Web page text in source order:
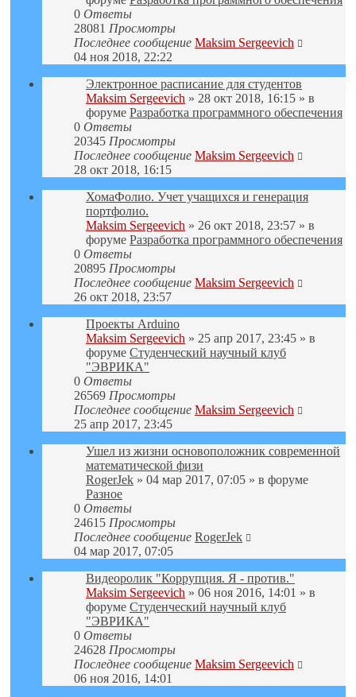
0 Ответы
28081 Просмотры
Последнее сообщение Maksim Sergeevich
04 ноя 2018, 22:22
Электронное расписание для студентов
Maksim Sergeevich » 28 окт 2018, 16:15 » в
форуме Разработка программного обеспечения
0 Ответы
20345 Просмотры
Последнее сообщение Maksim Sergeevich
28 окт 2018, 16:15
ХомаФолио. Учет учащихся и генерация
портфолио.
Maksim Sergeevich » 26 окт 2018, 23:57 » в
форуме Разработка программного обеспечения
0 Ответы
20895 Просмотры
Последнее сообщение Maksim Sergeevich
26 окт 2018, 23:57
Проекты Arduino
Maksim Sergeevich » 25 апр 2017, 23:45 » в
форуме Студенческий научный клуб
"ЭВРИКА"
0 Ответы
26569 Просмотры
Последнее сообщение Maksim Sergeevich
25 апр 2017, 23:45
Ушел из жизни основоположник современной
математической физи
RogerJek » 04 мар 2017, 07:05 » в форуме
Разное
0 Ответы
24615 Просмотры
Последнее сообщение RogerJek
04 мар 2017, 07:05
Видеоролик "Коррупция. Я - против."
Maksim Sergeevich » 06 ноя 2016, 14:01 » в
форуме Студенческий научный клуб
"ЭВРИКА"
0 Ответы
24628 Просмотры
Последнее сообщение Maksim Sergeevich
06 ноя 2016, 14:01